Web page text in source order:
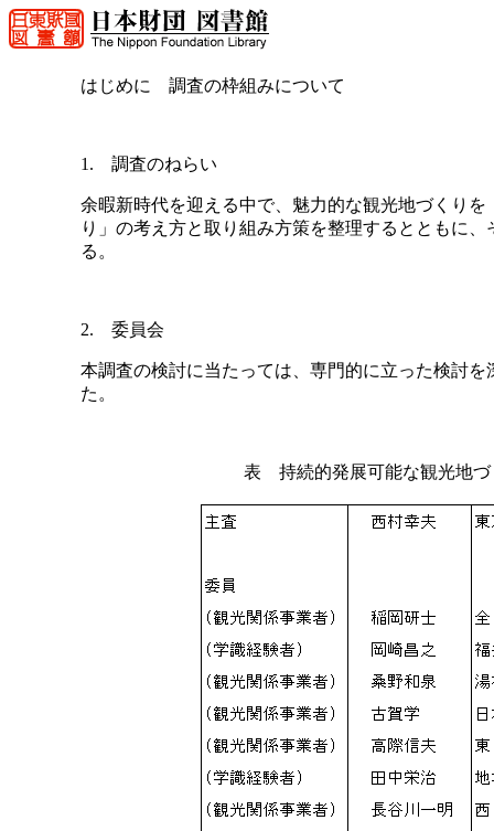
はじめに 調査の枠組みについて
1. 調査のねらい
余暇新時代を迎える中で、魅力的な観光地づくり
り」の考え方と取り組み方策を整理するとともに
る。
2. 委員会
本調査の検討に当たっては、専門的に立った検討
た。
表 持続的発展可能な観光地